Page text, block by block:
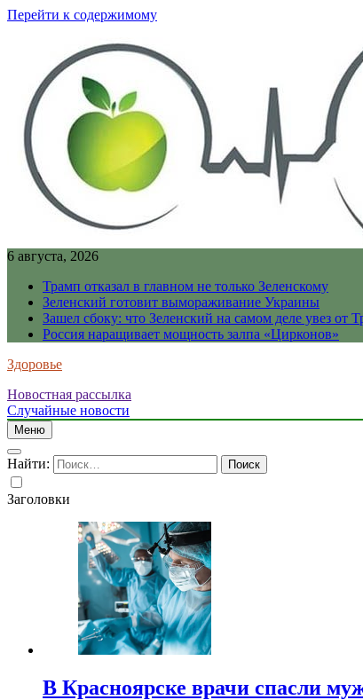
Перейти к содержимому
6 августа, 2026
Трамп отказал в главном не только Зеленскому
Зеленский готовит вымораживание Украины
Зашел сбоку: что Зеленский на самом деле увез от
Россия наращивает мощность залпа «Цирконов»
Здоровье
Новостная рассылка
Случайные новости
Меню
Найти:
Заголовки
В Красноярске врачи спасли